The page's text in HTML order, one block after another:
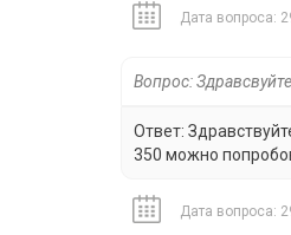
Дата вопроса:
Вопрос:
Ответ:
350 можно
Дата вопроса: